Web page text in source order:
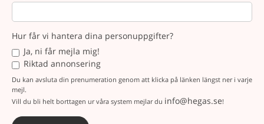
Hur får vi hantera dina personuppgifter?
Ja, ni får mejla mig!
Riktad annonsering
Du kan avsluta din prenumeration genom att klicka på länken längst ner i varje
mejl.
Vill du bli helt borttagen ur våra system mejlar du info@hegas.se!